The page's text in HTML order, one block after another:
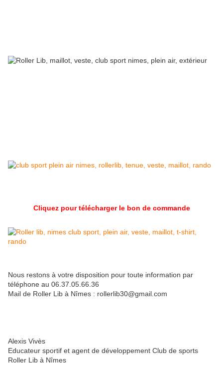
Cliquez pour télécharger le bon de commande
Nous restons à votre disposition pour toute information par
téléphone au 06.37.05.66.36
Mail de Roller Lib à Nîmes : rollerlib30@gmail.com
Alexis Vivès
Educateur sportif et agent de développement Club de sports
Roller Lib à Nîmes